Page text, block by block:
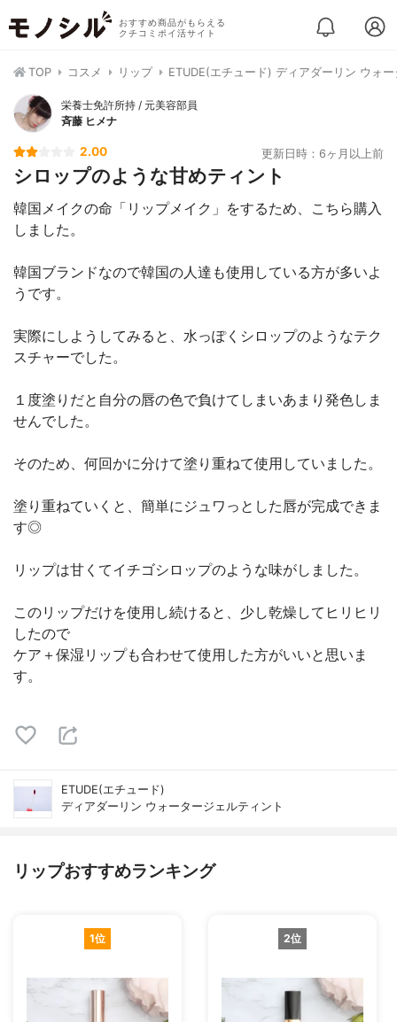
おすすめ商品がもらえる
クチコミポイ活サイト
TOP コスメ リップ ETUDE(エチュード) ディアダーリン ウォ
栄養士免許所持 / 元美容部員
斉藤 ヒメナ
2.00 更新日時：6ヶ月以上前
シロップのような甘めティント
韓国メイクの命「リップメイク」をするため、こちら購入
しました。
韓国ブランドなので韓国の人達も使用している方が多いよ
うです。
実際にしようしてみると、水っぽくシロップのようなテク
スチャーでした。
１度塗りだと自分の唇の色で負けてしまいあまり発色しま
せんでした。
そのため、何回かに分けて塗り重ねて使用していました。
塗り重ねていくと、簡単にジュワっとした唇が完成できま
す◎
リップは甘くてイチゴシロップのような味がしました。
このリップだけを使用し続けると、少し乾燥してヒリヒリ
したので
ケア＋保湿リップも合わせて使用した方がいいと思いま
す。
ETUDE(エチュード)
ディアダーリン ウォータージェルティント
リップおすすめランキング
1位 2位